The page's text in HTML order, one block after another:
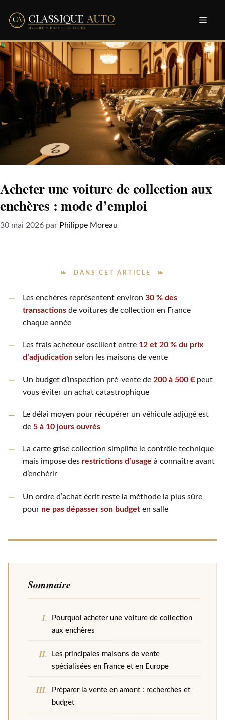
Acheter une voiture de collection aux
enchères : mode d’emploi
30 mai 2026 par Philippe Moreau
DANS CET ARTICLE
Les enchères représentent environ 30 % des
transactionsde voitures de collection en France
chaque année
Les frais acheteur oscillent entre 12 et 20 % du prix
d’adjudicationselon les maisons de vente
Un budget d’inspection pré-vente de 200 à 500 €peut
vous éviter un achat catastrophique
Le délai moyen pour récupérer un véhicule adjugé est
de 5 à 10 jours ouvrés
La carte grise collection simplifie le contrôle technique
mais impose des restrictions d’usage à connaître avant
d’enchérir
Un ordre d’achat écrit reste la méthode la plus sûre
pour ne pas dépasser son budgeten salle
Sommaire
Pourquoi acheter une voiture de collection
aux enchères
Les principales maisons de vente
spécialisées en France et en Europe
Préparer la vente en amont : recherches et
budget